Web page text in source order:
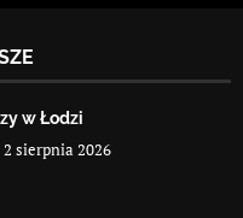
w Łodzi
2 sierpnia 2026